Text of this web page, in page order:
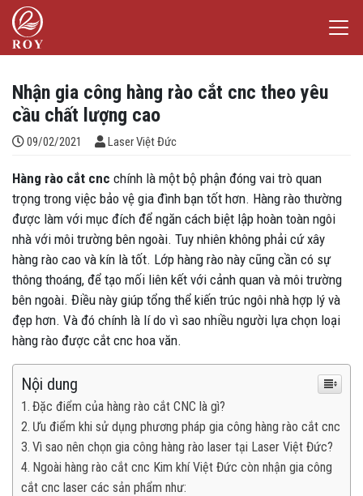
Chuyển đến nội dung
Laser Việt Đức
Nhận gia công hàng rào cắt cnc theo yêu
cầu chất lượng cao
09/02/2021 Đăng bởi
Laser Việt Đức
Hàng rào cắt cnc chính là một bộ phận đóng vai trò quan
trọng trong việc bảo vệ gia đình bạn tốt hơn. Hàng rào thường
được làm với mục đích để ngăn cách biệt lập hoàn toàn ngôi
nhà với môi trường bên ngoài. Tuy nhiên không phải cứ xây
hàng rào cao và kín là tốt. Lớp hàng rào này cũng cần có sự
thông thoáng, để tạo mối liên kết với cảnh quan và môi trường
bên ngoài. Điều này giúp tổng thể kiến trúc ngôi nhà hợp lý và
đẹp hơn. Và đó chính là lí do vì sao nhiều người lựa chọn loại
hàng rào được cắt cnc hoa văn.
Nội dung
Đặc điểm của hàng rào cắt CNC là gì?
Ưu điểm khi sử dụng phương pháp gia công hàng rào cắt cnc
Vì sao nên chọn gia công hàng rào laser tại Laser Việt Đức?
Ngoài hàng rào cắt cnc Kim khí Việt Đức còn nhận gia công
cắt cnc laser các sản phẩm như: